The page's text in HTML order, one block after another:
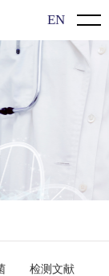
EN
检测文献
nCoV）检测系列
体IgE检测系列
lgG4检测系列